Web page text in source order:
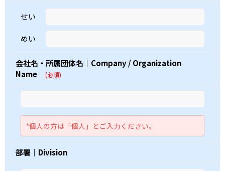
せい
めい
会社名・所属団体名｜Company / Organization
Name
(必須)
*個人の方は「個人」とご入力ください。
部署｜Division